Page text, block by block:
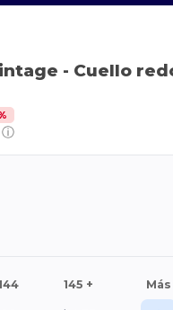
- Cuello
ⓘ
145 + Más